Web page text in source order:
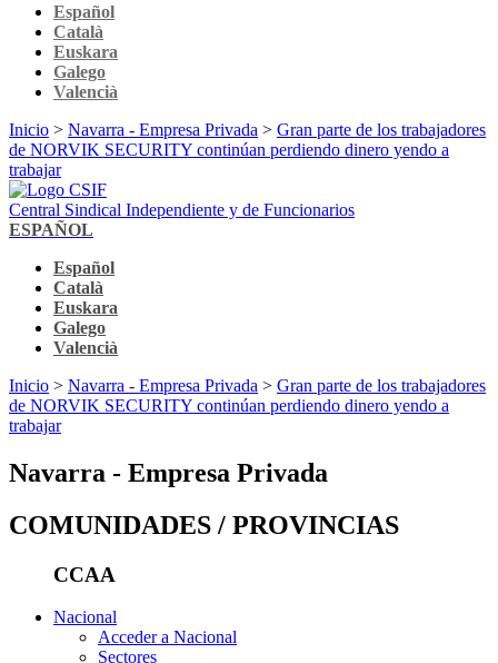
Español
Català
Euskara
Galego
Valencià
Inicio > Navarra - Empresa Privada > Gran parte de los trabajadores
de NORVIK SECURITY continúan perdiendo dinero yendo a
trabajar
Central Sindical Independiente y de Funcionarios
ESPAÑOL
Español
Català
Euskara
Galego
Valencià
Inicio > Navarra - Empresa Privada > Gran parte de los trabajadores
de NORVIK SECURITY continúan perdiendo dinero yendo a
trabajar
Navarra - Empresa Privada
COMUNIDADES / PROVINCIAS
CCAA
Nacional
Acceder a Nacional
Sectores